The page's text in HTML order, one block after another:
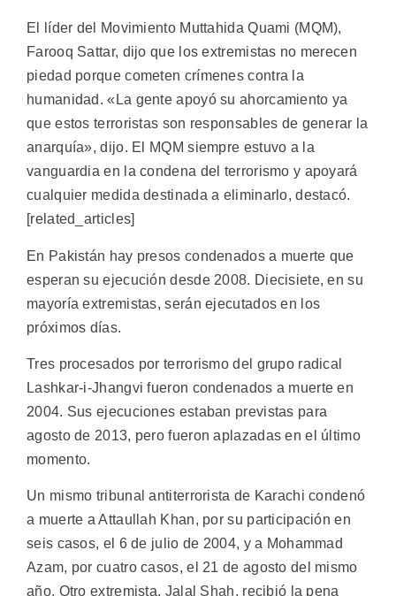
El líder del Movimiento Muttahida Quami (MQM),
Farooq Sattar, dijo que los extremistas no merecen
piedad porque cometen crímenes contra la
humanidad. «La gente apoyó su ahorcamiento ya
que estos terroristas son responsables de generar la
anarquía», dijo. El MQM siempre estuvo a la
vanguardia en la condena del terrorismo y apoyará
cualquier medida destinada a eliminarlo, destacó.
[related_articles]
En Pakistán hay presos condenados a muerte que
esperan su ejecución desde 2008. Diecisiete, en su
mayoría extremistas, serán ejecutados en los
próximos días.
Tres procesados por terrorismo del grupo radical
Lashkar-i-Jhangvi fueron condenados a muerte en
2004. Sus ejecuciones estaban previstas para
agosto de 2013, pero fueron aplazadas en el último
momento.
Un mismo tribunal antiterrorista de Karachi condenó
a muerte a Attaullah Khan, por su participación en
seis casos, el 6 de julio de 2004, y a Mohammad
Azam, por cuatro casos, el 21 de agosto del mismo
año. Otro extremista, Jalal Shah, recibió la pena